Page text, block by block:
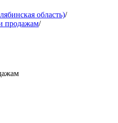
область)/
продажам/